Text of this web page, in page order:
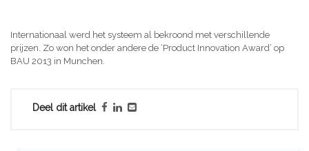
Internationaal werd het systeem al bekroond met verschillende
prijzen. Zo won het onder andere de ‘Product Innovation Award’ op
BAU 2013 in Munchen.
Deel dit artikel